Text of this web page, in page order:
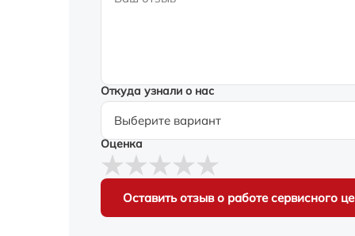
Откуда узнали о нас
Оценка
Оставить отзыв о работе сервисного